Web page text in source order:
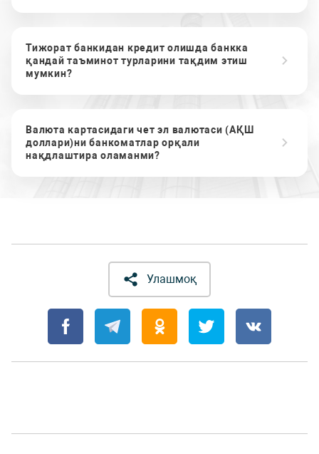
Тижорат банкидан кредит олишда банкка
қандай таъминот турларини тақдим этиш
мумкин?
Валюта картасидаги чет эл валютаси (АҚШ
доллари)ни банкоматлар орқали
нақдлаштира оламанми?
Улашмоқ